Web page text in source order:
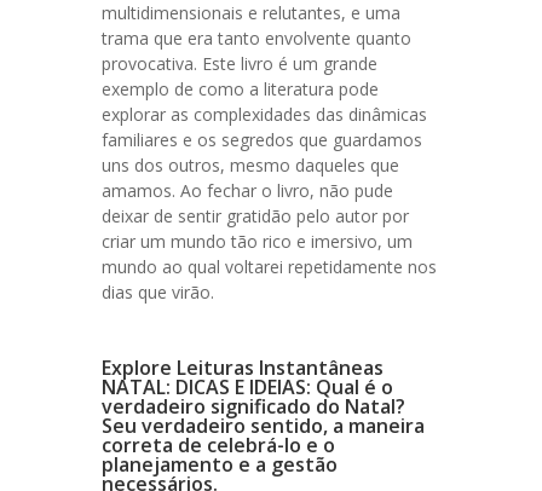
multidimensionais e relutantes, e uma
trama que era tanto envolvente quanto
provocativa. Este livro é um grande
exemplo de como a literatura pode
explorar as complexidades das dinâmicas
familiares e os segredos que guardamos
uns dos outros, mesmo daqueles que
amamos. Ao fechar o livro, não pude
deixar de sentir gratidão pelo autor por
criar um mundo tão rico e imersivo, um
mundo ao qual voltarei repetidamente nos
dias que virão.
Explore Leituras Instantâneas
NATAL: DICAS E IDEIAS: Qual é o
verdadeiro significado do Natal?
Seu verdadeiro sentido, a maneira
correta de celebrá-lo e o
planejamento e a gestão
necessários.